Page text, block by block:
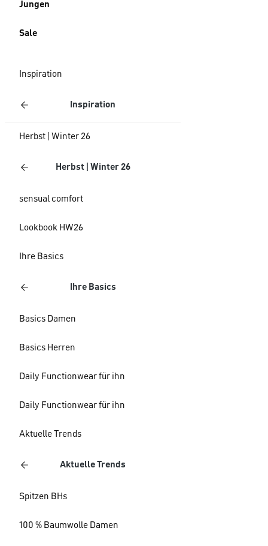
Jungen
Sale
Inspiration
Inspiration
Herbst | Winter 26
Herbst | Winter 26
sensual comfort
Lookbook HW26
Ihre Basics
Ihre Basics
Basics Damen
Basics Herren
Daily Functionwear für ihn
Daily Functionwear für ihn
Aktuelle Trends
Aktuelle Trends
Spitzen BHs
100 % Baumwolle Damen